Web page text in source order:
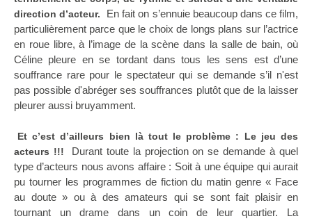
direction d’acteur.
En fait on s’ennuie beaucoup dans ce film,
particulièrement parce que le choix de longs plans sur l’actrice
en roue libre, à l’image de la scène dans la salle de bain, où
Céline pleure en se tordant dans tous les sens est d’une
souffrance rare pour le spectateur qui se demande s’il n'est
pas possible d'abréger ses souffrances plutôt que de la laisser
pleurer aussi bruyamment.
Et c’est d’ailleurs bien là tout le problème : Le jeu des
acteurs !!!
Durant toute la projection on se demande à quel
type d’acteurs nous avons affaire : Soit à une équipe qui aurait
pu tourner les programmes de fiction du matin genre « Face
au doute » ou à des amateurs qui se sont fait plaisir en
tournant un drame dans un coin de leur quartier. La